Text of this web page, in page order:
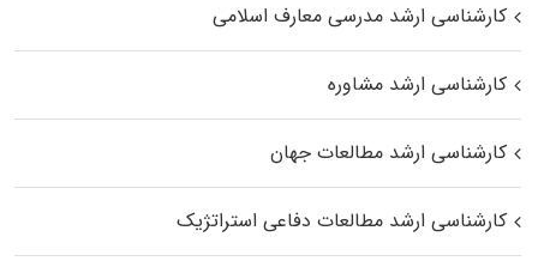
کارشناسی ارشد مدرسی معارف اسلامی
کارشناسی ارشد مشاوره
کارشناسی ارشد مطالعات جهان
کارشناسی ارشد مطالعات دفاعی استراتژیک